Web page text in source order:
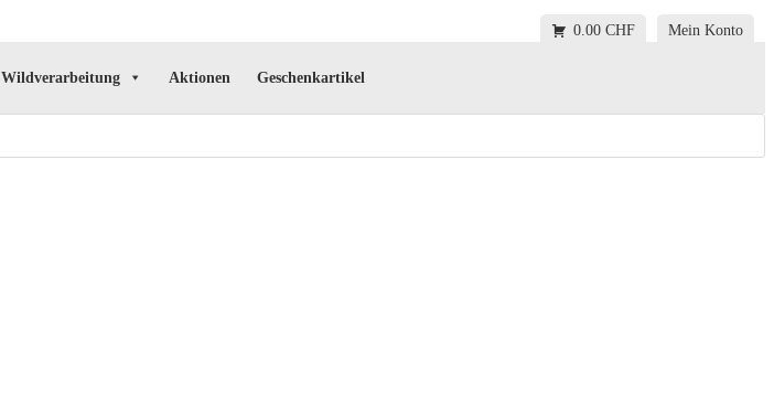
0.00 CHF Mein Konto
Wildverarbeitung Aktionen Geschenkartikel